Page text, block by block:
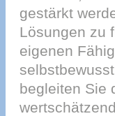
gestärkt
Lösungen zu
eigenen
begleiten Sie